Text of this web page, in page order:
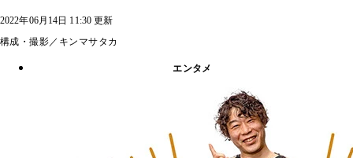
2022年06月14日 11:30 更新
構成・撮影／キンマサタカ
エンタメ